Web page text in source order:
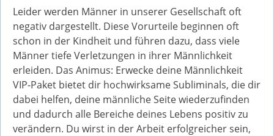
Leider werden Männer in unserer Gesellschaft oft
negativ dargestellt. Diese Vorurteile beginnen oft
schon in der Kindheit und führen dazu, dass viele
Männer tiefe Verletzungen in ihrer Männlichkeit
erleiden. Das Animus: Erwecke deine Männlichkeit
VIP-Paket bietet dir hochwirksame Subliminals, die dir
dabei helfen, deine männliche Seite wiederzufinden
und dadurch alle Bereiche deines Lebens positiv zu
verändern. Du wirst in der Arbeit erfolgreicher sein,